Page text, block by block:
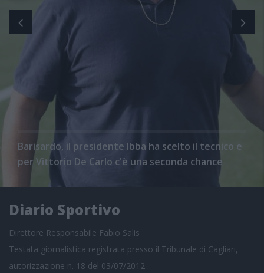
Barisardo, il presidente Ibba ha scelto il tecnico e
per Vittorio De Carlo c'è una seconda chance
Diario Sportivo
Direttore Responsabile Fabio Salis
Testata giornalistica registrata presso il Tribunale di Cagliari,
autorizzazione n. 18 del 03/07/2012